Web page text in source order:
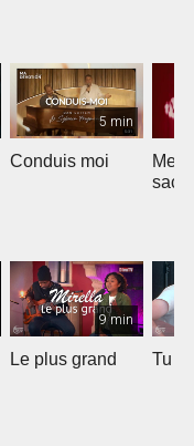
5 min
Conduis moi
9 min
Le plus grand Tu